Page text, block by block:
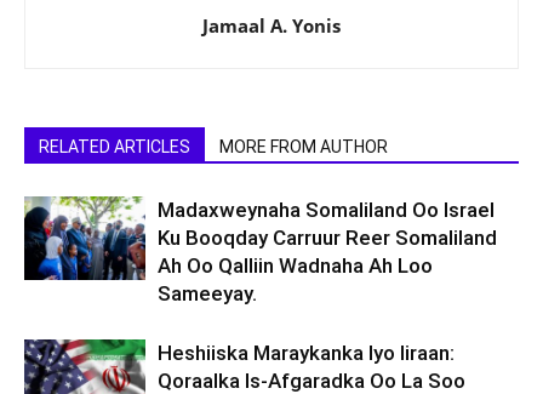
Jamaal A. Yonis
RELATED ARTICLES MORE FROM AUTHOR
Madaxweynaha Somaliland Oo Israel
Ku Booqday Carruur Reer Somaliland
Ah Oo Qalliin Wadnaha Ah Loo
Sameeyay.
Heshiiska Maraykanka Iyo Iiraan:
Qoraalka Is-Afgaradka Oo La Soo